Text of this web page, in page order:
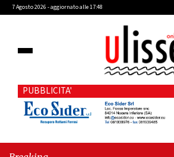
7 Agosto 2026 - aggiornato alle 17:48
PUBBLICITA'